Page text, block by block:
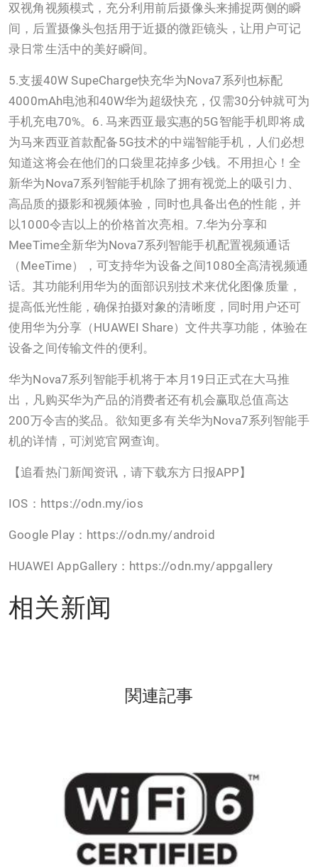
双视角视频模式，充分利用前后摄像头来捕捉两侧的瞬
间，后置摄像头包括用于近摄的微距镜头，让用户可记
录日常生活中的美好瞬间。
5.支援40W SupeCharge快充华为Nova7系列也标配
4000mAh电池和40W华为超级快充，仅需30分钟就可为
手机充电70%。6. 马来西亚最实惠的5G智能手机即将成
为马来西亚首款配备5G技术的中端智能手机，人们必想
知道这将会在他们的口袋里花掉多少钱。不用担心！全
新华为Nova7系列智能手机除了拥有视觉上的吸引力、
高品质的摄影和视频体验，同时也具备出色的性能，并
以1000令吉以上的价格首次亮相。7.华为分享和
MeeTime全新华为Nova7系列智能手机配置视频通话
（MeeTime），可支持华为设备之间1080全高清视频通
话。其功能利用华为的面部识别技术来优化图像质量，
提高低光性能，确保拍摄对象的清晰度，同时用户还可
使用华为分享（HUAWEI Share）文件共享功能，体验在
设备之间传输文件的便利。
华为Nova7系列智能手机将于本月19日正式在大马推
出，凡购买华为产品的消费者还有机会赢取总值高达
200万令吉的奖品。欲知更多有关华为Nova7系列智能手
机的详情，可浏览官网查询。
【追看热门新闻资讯，请下载东方日报APP】
IOS：https://odn.my/ios
Google Play：https://odn.my/android
HUAWEI AppGallery：https://odn.my/appgallery
相关新闻
関連記事